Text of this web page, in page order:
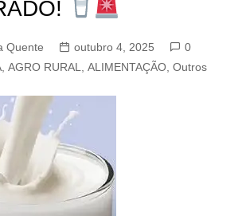
Quente outubro 4, 2025
0
, AGRO RURAL, ALIMENTAÇÃO, Outros